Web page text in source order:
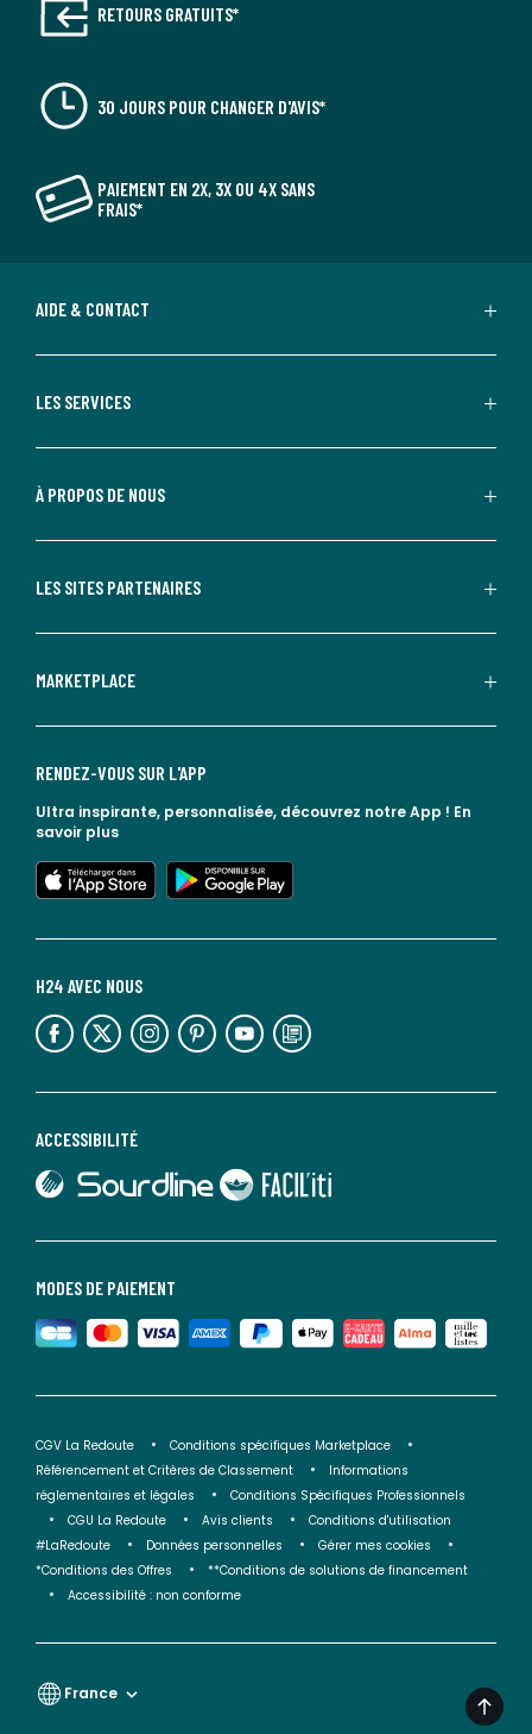
RETOURS GRATUITS*
30 JOURS POUR CHANGER D'AVIS*
PAIEMENT EN 2X, 3X OU 4X SANS
FRAIS*
AIDE & CONTACT
LES SERVICES
À PROPOS DE NOUS
LES SITES PARTENAIRES
MARKETPLACE
MODES DE PAIEMENT
ACCESSIBILITÉ
lien vers Sourdline
lien vers Faciliti
H24 AVEC NOUS
lien vers l'espace réseaux sociaux lien vers l'espace réseaux sociaux lien vers l'espace réseaux sociaux lien vers l'espace réseaux sociaux lien vers l'espace réseaux sociaux lien vers le blog la redoute
RENDEZ-VOUS SUR L'APP
Ultra inspirante, personnalisée, découvrez notre App ! En
savoir plus
lien vers l'app store
lien vers google play
CGV La Redoute
Conditions spécifiques Marketplace
Référencement et Critères de Classement
Informations
réglementaires et légales
Conditions Spécifiques Professionnels
CGU La Redoute
Avis clients
Conditions d'utilisation
#LaRedoute
Données personnelles
Gérer mes cookies
*Conditions des Offres
**Conditions de solutions de financement
Accessibilité : non conforme
France